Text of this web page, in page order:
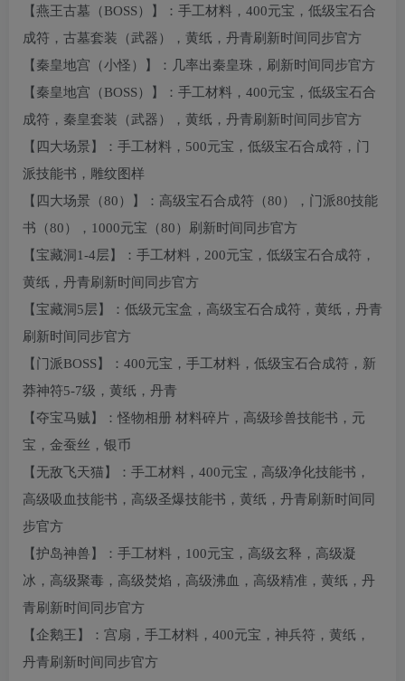
【燕王古墓（BOSS）】：手工材料，400元宝，低级宝石合
成符，古墓套装（武器），黄纸，丹青刷新时间同步官方
【秦皇地宫（小怪）】：几率出秦皇珠，刷新时间同步官方
【秦皇地宫（BOSS）】：手工材料，400元宝，低级宝石合
成符，秦皇套装（武器），黄纸，丹青刷新时间同步官方
【四大场景】：手工材料，500元宝，低级宝石合成符，门
派技能书，雕纹图样
【四大场景（80）】：高级宝石合成符（80），门派80技能
书（80），1000元宝（80）刷新时间同步官方
【宝藏洞1-4层】：手工材料，200元宝，低级宝石合成符，
黄纸，丹青刷新时间同步官方
【宝藏洞5层】：低级元宝盒，高级宝石合成符，黄纸，丹青
刷新时间同步官方
【门派BOSS】：400元宝，手工材料，低级宝石合成符，新
莽神符5-7级，黄纸，丹青
【夺宝马贼】：怪物相册 材料碎片，高级珍兽技能书，元
宝，金蚕丝，银币
【无敌飞天猫】：手工材料，400元宝，高级净化技能书，
高级吸血技能书，高级圣爆技能书，黄纸，丹青刷新时间同
步官方
【护岛神兽】：手工材料，100元宝，高级玄释，高级凝
冰，高级聚毒，高级焚焰，高级沸血，高级精准，黄纸，丹
青刷新时间同步官方
【企鹅王】：宫扇，手工材料，400元宝，神兵符，黄纸，
丹青刷新时间同步官方